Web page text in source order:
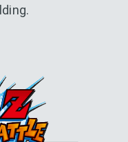
Essentials x Dragon